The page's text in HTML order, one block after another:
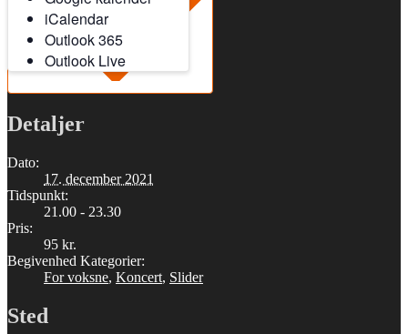
iCalendar
Outlook 365
Outlook Live
Detaljer
Dato:
17. december 2021
Tidspunkt:
21.00 - 23.30
Pris:
95 kr.
Begivenhed Kategorier:
For voksne, Koncert, Slider
Sted